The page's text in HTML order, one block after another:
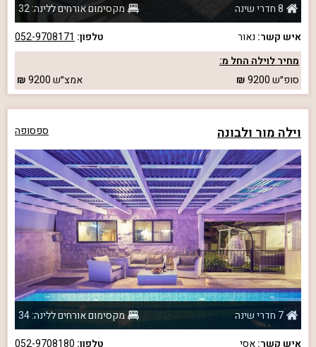
8 חדרי שינה
מקסימום אורחים ללינה: 32
איש קשר: נאור טלפון: 052-9708171
מחיר לוילה החל מ:
סופ״ש9200 אמצ״ש9200
וילה מור ולבונה ספסופה
7 חדרי שינה
מקסימום אורחים ללינה: 34
איש קשר:אסי טלפון: 052-9708180